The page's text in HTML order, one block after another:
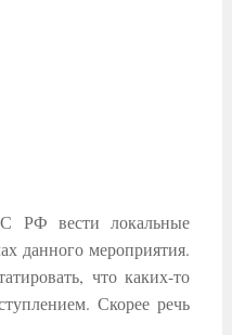
РФ вести локальные
данного мероприятия.
что каких-то
Скорее речь